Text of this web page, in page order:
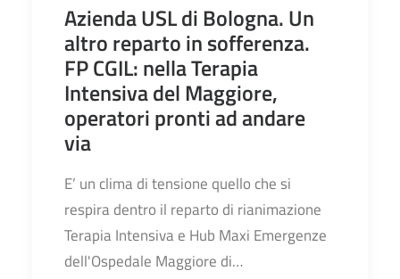
Azienda USL di Bologna. Un
altro reparto in sofferenza.
FP CGIL: nella Terapia
Intensiva del Maggiore,
operatori pronti ad andare
via
E’ un clima di tensione quello che si
respira dentro il reparto di rianimazione
Terapia Intensiva e Hub Maxi Emergenze
dell'Ospedale Maggiore di…